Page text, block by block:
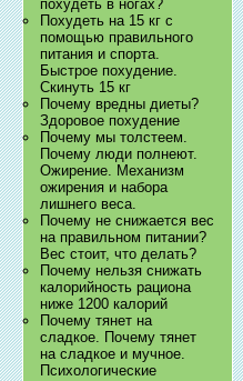
похудеть в ногах?
Похудеть на 15 кг с
помощью правильного
питания и спорта.
Быстрое похудение.
Скинуть 15 кг
Почему вредны диеты?
Здоровое похудение
Почему мы толстеем.
Почему люди полнеют.
Ожирение. Механизм
ожирения и набора
лишнего веса.
Почему не снижается вес
на правильном питании?
Вес стоит, что делать?
Почему нельзя снижать
калорийность рациона
ниже 1200 калорий
Почему тянет на
сладкое. Почему тянет
на сладкое и мучное.
Психологические